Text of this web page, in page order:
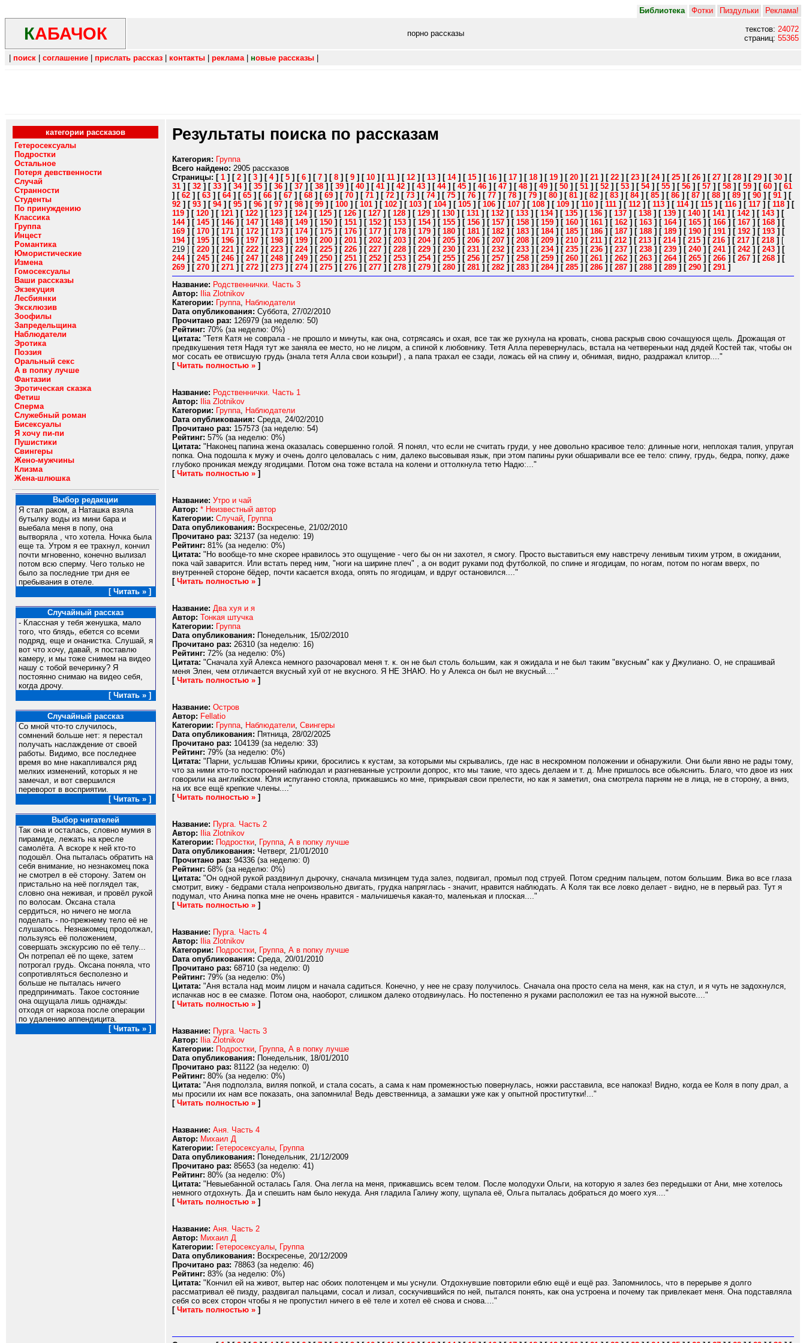
Библиотека Фотки Пиздульки Реклама!
КАБАЧОК порно рассказы текстов: 24072
страниц: 55365
поиск соглашение прислать рассказ контакты реклама| новые рассказы
категории рассказов
Гетеросексуалы
Подростки
Остальное
Потеря девственности
Случай
Странности
Студенты
По принуждению
Классика
Группа
Инцест
Романтика
Юмористические
Измена
Гомосексуалы
Ваши рассказы
Экзекуция
Лесбиянки
Эксклюзив
Зоофилы
Запредельщина
Наблюдатели
Эротика
Поэзия
Оральный секс
А в попку лучше
Фантазии
Эротическая сказка
Фетиш
Сперма
Служебный роман
Бисексуалы
Я хочу пи-пи
Пушистики
Свингеры
Жено-мужчины
Клизма
Жена-шлюшка
Выбор редакции
Я стал раком, а Наташка взяла
бутылку воды из мини бара и
выебала меня в попу, она
вытворяла , что хотела. Ночка была
еще та. Утром я ее трахнул, кончил
почти мгновенно, конечно вылизал
потом всю сперму. Чего только не
было за последние три дня ее
пребывания в отеле.
[ Читать » ]
Случайный рассказ
- Классная у тебя женушка, мало
того, что блядь, ебется со всеми
подряд, еще и онанистка. Слушай, я
вот что хочу, давай, я поставлю
камеру, и мы тоже снимем на видео
нашу с тобой вечеринку? Я
постоянно снимаю на видео себя,
когда дрочу.
[ Читать » ]
Случайный рассказ
Со мной что-то случилось,
сомнений больше нет: я перестал
получать наслаждение от своей
работы. Видимо, все последнее
время во мне накапливался ряд
мелких изменений, которых я не
замечал, и вот свершился
переворот в восприятии.
[ Читать » ]
Выбор читателей
Так она и осталась, словно мумия в
пирамиде, лежать на кресле
самолёта. А вскоре к ней кто-то
подошёл. Она пыталась обратить на
себя внимание, но незнакомец пока
не смотрел в её сторону. Затем он
пристально на неё поглядел так,
словно она неживая, и провёл рукой
по волосам. Оксана стала
сердиться, но ничего не могла
поделать - по-прежнему тело её не
слушалось. Незнакомец продолжал,
пользуясь её положением,
совершать экскурсию по её телу...
Он потрепал её по щеке, затем
потрогал грудь. Оксана поняла, что
сопротивляться бесполезно и
больше не пыталась ничего
предпринимать. Такое состояние
она ощущала лишь однажды:
отходя от наркоза после операции
по удалению аппендицита.
[ Читать » ]
Результаты поиска по рассказам
Категория: Группа
Всего найдено: 2905 рассказов
Страницы: [ 1 ] [ 2 ] [ 3 ] [ 4] [ 5 ] [ 6 ] [ 7 ] [ 8 ] [ 9 ] [ 10 ] [ 11 ] [ 12 ] [ 13 ] [ 14] [ 15 ] [ 16 ] [ 17 ] [ 18 ] [ 19 ] [ 20 ] [ 21 ] [ 22 ] [ 23 ] [ 24] [ 25 ] [ 26 ] [ 27 ] [ 28 ] [ 29 ] [ 30 ] [
31 ] [ 32 ] [ 33 ] [ 34] [ 35 ] [ 36 ] [ 37 ] [ 38 ] [ 39 ] [ 40 ] [ 41 ] [ 42 ] [ 43 ] [ 44] [ 45 ] [ 46 ] [ 47 ] [ 48 ] [ 49 ] [ 50 ] [ 51 ] [ 52 ] [ 53 ] [ 54] [ 55 ] [ 56 ] [ 57 ] [ 58 ] [ 59 ] [ 60 ] [ 61
] [ 62 ] [ 63 ] [ 64] [ 65 ] [ 66 ] [ 67 ] [ 68 ] [ 69 ] [ 70 ] [ 71 ] [ 72 ] [ 73 ] [ 74] [ 75 ] [ 76 ] [ 77 ] [ 78 ] [ 79 ] [ 80 ] [ 81 ] [ 82 ] [ 83 ] [ 84] [ 85 ] [ 86 ] [ 87 ] [ 88 ] [ 89 ] [ 90 ] [ 91 ] [
92 ] [ 93 ] [ 94] [ 95 ] [ 96 ] [ 97 ] [ 98 ] [ 99 ] [ 100 ] [ 101 ] [ 102 ] [ 103 ] [ 104] [ 105 ] [ 106 ] [ 107 ] [ 108 ] [ 109 ] [ 110 ] [ 111 ] [ 112 ] [ 113 ] [ 114] [ 115 ] [ 116 ] [ 117 ] [ 118 ] [
119 ] [ 120 ] [ 121 ] [ 122 ] [ 123 ] [ 124] [ 125 ] [ 126 ] [ 127 ] [ 128 ] [ 129 ] [ 130 ] [ 131 ] [ 132 ] [ 133 ] [ 134] [ 135 ] [ 136 ] [ 137 ] [ 138 ] [ 139 ] [ 140 ] [ 141 ] [ 142 ] [ 143 ] [
144] [ 145 ] [ 146 ] [ 147 ] [ 148 ] [ 149 ] [ 150 ] [ 151 ] [ 152 ] [ 153 ] [ 154] [ 155 ] [ 156 ] [ 157 ] [ 158 ] [ 159 ] [ 160 ] [ 161 ] [ 162 ] [ 163 ] [ 164] [ 165 ] [ 166 ] [ 167 ] [ 168 ] [
169 ] [ 170 ] [ 171 ] [ 172 ] [ 173 ] [ 174] [ 175 ] [ 176 ] [ 177 ] [ 178 ] [ 179 ] [ 180 ] [ 181 ] [ 182 ] [ 183 ] [ 184] [ 185 ] [ 186 ] [ 187 ] [ 188 ] [ 189 ] [ 190 ] [ 191 ] [ 192 ] [ 193 ] [
194] [ 195 ] [ 196 ] [ 197 ] [ 198 ] [ 199 ] [ 200 ] [ 201 ] [ 202 ] [ 203 ] [ 204] [ 205 ] [ 206 ] [ 207 ] [ 208 ] [ 209 ] [ 210 ] [ 211 ] [ 212 ] [ 213 ] [ 214] [ 215 ] [ 216 ] [ 217 ] [ 218 ] [
219 ] [ 220 ] [ 221 ] [ 222 ] [ 223 ] [ 224] [ 225 ] [ 226 ] [ 227 ] [ 228 ] [ 229 ] [ 230 ] [ 231 ] [ 232 ] [ 233 ] [ 234] [ 235 ] [ 236 ] [ 237 ] [ 238 ] [ 239 ] [ 240 ] [ 241 ] [ 242 ] [ 243 ] [
244] [ 245 ] [ 246 ] [ 247 ] [ 248 ] [ 249 ] [ 250 ] [ 251 ] [ 252 ] [ 253 ] [ 254] [ 255 ] [ 256 ] [ 257 ] [ 258 ] [ 259 ] [ 260 ] [ 261 ] [ 262 ] [ 263 ] [ 264] [ 265 ] [ 266 ] [ 267 ] [ 268 ] [
269 ] [ 270 ] [ 271 ] [ 272 ] [ 273 ] [ 274] [ 275 ] [ 276 ] [ 277 ] [ 278 ] [ 279 ] [ 280 ] [ 281 ] [ 282 ] [ 283 ] [ 284] [ 285 ] [ 286 ] [ 287 ] [ 288 ] [ 289 ] [ 290 ] [ 291 ]
Название: Родственнички. Часть 3
Автор:
Ilia Zlotnikov
Категории: Группа, Наблюдатели
Dата опубликования: Суббота, 27/02/2010
Прочитано раз: 126979 (за неделю: 50)
Рейтинг: 70% (за неделю: 0%)
Цитата: "Тетя Катя не соврала - не прошло и минуты, как она, сотрясаясь и охая, все так же рухнула на кровать, снова раскрыв свою сочащуюся щель. Дрожащая от
предвкушения тетя Надя тут же заняла ее место, но не лицом, а спиной к любовнику. Тетя Алла перевернулась, встала на четвереньки над дядей Костей так, чтобы он
мог сосать ее отвисшую грудь (знала тетя Алла свои козыри!) , а папа трахал ее сзади, ложась ей на спину и, обнимая, видно, раздражал клитор...."
[ Читать полностью » ]
Название: Родственнички. Часть 1
Автор:
Ilia Zlotnikov
Категории: Группа, Наблюдатели
Dата опубликования: Среда, 24/02/2010
Прочитано раз: 157573 (за неделю: 54)
Рейтинг: 57% (за неделю: 0%)
Цитата: "Наконец папина жена оказалась совершенно голой. Я понял, что если не считать груди, у нее довольно красивое тело: длинные ноги, неплохая талия, упругая
попка. Она подошла к мужу и очень долго целовалась с ним, далеко высовывая язык, при этом папины руки обшаривали все ее тело: спину, грудь, бедра, попку, даже
глубоко проникая между ягодицами. Потом она тоже встала на колени и оттолкнула тетю Надю:..."
[ Читать полностью » ]
Название: Утро и чай
Автор: * Неизвестный автор
Категории: Случай, Группа
Dата опубликования: Воскресенье, 21/02/2010
Прочитано раз: 32137 (за неделю: 19)
Рейтинг: 81% (за неделю: 0%)
Цитата: "Но вообще-то мне скорее нравилось это ощущение - чего бы он ни захотел, я смогу. Просто выставиться ему навстречу ленивым тихим утром, в ожидании,
пока чай заварится. Или встать перед ним, "ноги на ширине плеч" , а он водит руками под футболкой, по спине и ягодицам, по ногам, потом по ногам вверх, по
внутренней стороне бёдер, почти касается входа, опять по ягодицам, и вдруг остановился...."
[ Читать полностью » ]
Название: Два хуя и я
Автор: Тонкая штучка
Категории: Группа
Dата опубликования: Понедельник, 15/02/2010
Прочитано раз: 26310 (за неделю: 16)
Рейтинг: 72% (за неделю: 0%)
Цитата: "Сначала хуй Алекса немного разочаровал меня т. к. он не был столь большим, как я ожидала и не был таким "вкусным" как у Джулиано. О, не спрашивай
меня Элен, чем отличается вкусный хуй от не вкусного. Я НЕ ЗНАЮ. Но у Алекса он был не вкусный...."
[ Читать полностью » ]
Название: Остров
Автор: Fellatio
Категории: Группа, Наблюдатели, Свингеры
Dата опубликования: Пятница, 28/02/2025
Прочитано раз: 104139 (за неделю: 33)
Рейтинг: 79% (за неделю: 0%)
Цитата: "Парни, услышав Юлины крики, бросились к кустам, за которыми мы скрывались, где нас в нескромном положении и обнаружили. Они были явно не рады тому,
что за ними кто-то посторонний наблюдал и разгневанные устроили допрос, кто мы такие, что здесь делаем и т. д. Мне пришлось все обьяснить. Благо, что двое из них
говорили на английском. Юля испуганно стояла, прижавшись ко мне, прикрывая свои прелести, но как я заметил, она смотрела парням не в лица, не в сторону, а вниз,
на их все ещё крепкие члены...."
[ Читать полностью » ]
Название: Пурга. Часть 2
Автор:
Ilia Zlotnikov
Категории: Подростки, Группа, А в попку лучше
Dата опубликования: Четверг, 21/01/2010
Прочитано раз: 94336 (за неделю: 0)
Рейтинг: 68% (за неделю: 0%)
Цитата: "Он одной рукой раздвинул дырочку, сначала мизинцем туда залез, подвигал, промыл под струей. Потом средним пальцем, потом большим. Вика во все глаза
смотрит, вижу - бедрами стала непроизвольно двигать, грудка напряглась - значит, нравится наблюдать. А Коля так все ловко делает - видно, не в первый раз. Тут я
подумал, что Анина попка мне не очень нравится - мальчишечья какая-то, маленькая и плоская...."
[ Читать полностью » ]
Название: Пурга. Часть 4
Автор:
Ilia Zlotnikov
Категории: Подростки, Группа, А в попку лучше
Dата опубликования: Среда, 20/01/2010
Прочитано раз: 68710 (за неделю: 0)
Рейтинг: 79% (за неделю: 0%)
Цитата: "Аня встала над моим лицом и начала садиться. Конечно, у нее не сразу получилось. Сначала она просто села на меня, как на стул, и я чуть не задохнулся,
испачкав нос в ее смазке. Потом она, наоборот, слишком далеко отодвинулась. Но постепенно я руками расположил ее таз на нужной высоте...."
[ Читать полностью » ]
Название: Пурга. Часть 3
Автор:
Ilia Zlotnikov
Категории: Подростки, Группа, А в попку лучше
Dата опубликования: Понедельник, 18/01/2010
Прочитано раз: 81122 (за неделю: 0)
Рейтинг: 80% (за неделю: 0%)
Цитата: "Аня подползла, виляя попкой, и стала сосать, а сама к нам промежностью повернулась, ножки расставила, все напоказ! Видно, когда ее Коля в попу драл, а
мы просили их нам все показать, она запомнила! Ведь девственница, а замашки уже как у опытной проститутки!..."
[ Читать полностью » ]
Название: Аня. Часть 4
Автор: Михаил Д
Категории: Гетеросексуалы, Группа
Dата опубликования: Понедельник, 21/12/2009
Прочитано раз: 85653 (за неделю: 41)
Рейтинг: 80% (за неделю: 0%)
Цитата: "Невыебанной осталась Галя. Она легла на меня, прижавшись всем телом. После молодухи Ольги, на которую я залез без передышки от Ани, мне хотелось
немного отдохнуть. Да и спешить нам было некуда. Аня гладила Галину жопу, щупала её, Ольга пыталась добраться до моего хуя...."
[ Читать полностью » ]
Название: Аня. Часть 2
Автор: Михаил Д
Категории: Гетеросексуалы, Группа
Dата опубликования: Воскресенье, 20/12/2009
Прочитано раз: 78863 (за неделю: 46)
Рейтинг: 83% (за неделю: 0%)
Цитата: "Кончил ей на живот, вытер нас обоих полотенцем и мы уснули. Отдохнувшие повторили еблю ещё и ещё раз. Запомнилось, что в перерыве я долго
рассматривал её пизду, раздвигал пальцами, сосал и лизал, соскучившийся по ней, пытался понять, как она устроена и почему так привлекает меня. Она подставляла
себя со всех сторон чтобы я не пропустил ничего в её теле и хотел её снова и снова...."
[ Читать полностью » ]